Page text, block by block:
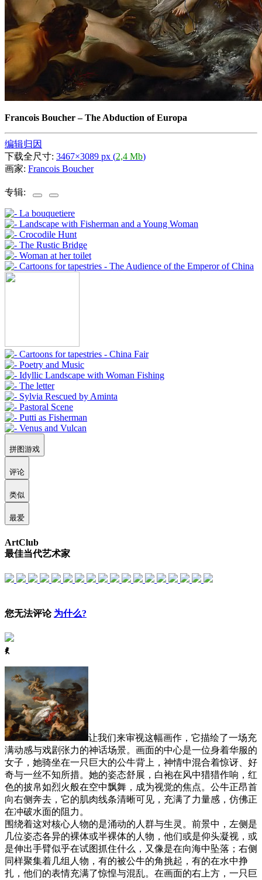
Francois Boucher–The Abduction of Europa
编辑归因
下载全尺寸: 3467×3089 px (2,4 Mb)
画家: Francois Boucher
专辑:
拼图游戏
评论
类似
最爱
ArtClub
最佳当代艺术家
您无法评论 为什么?
ꈅ
让我们来审视这幅画作，它描绘了一场充
满动感与戏剧张力的神话场景。画面的中心是一位身着华服的
女子，她骑坐在一只巨大的公牛背上，神情中混合着惊讶、好
奇与一丝不知所措。她的姿态舒展，白袍在风中猎猎作响，红
色的披帛如烈火般在空中飘舞，成为视觉的焦点。公牛正昂首
向右侧奔去，它的肌肉线条清晰可见，充满了力量感，仿佛正
在冲破水面的阻力。
围绕着这对核心人物的是涌动的人群与生灵。前景中，左侧是
几位姿态各异的裸体或半裸体的人物，他们或是仰头凝视，或
是伸出手臂似乎在试图抓住什么，又像是在向海中坠落；右侧
同样聚集着几组人物，有的被公牛的角挑起，有的在水中挣
扎，他们的表情充满了惊惶与混乱。在画面的右上方，一只巨